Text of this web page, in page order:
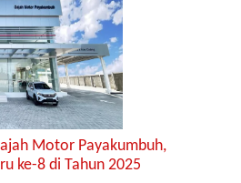
Motor Payakumbuh,
ke-8 di Tahun 2025